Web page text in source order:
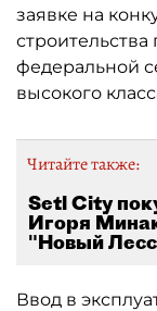
заявке на
федеральной
высокого
Читайте также:
Setl City
Игоря
"Новый
Ввод в